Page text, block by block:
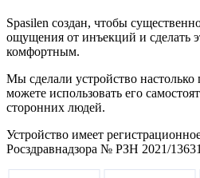
Spasilen создан, чтобы
ощущения от инъекций и сделать
комфортным.
Мы сделали устройство
можете использовать его
сторонних людей.
Устройство имеет
Росздравнадзора № РЗН 2021/